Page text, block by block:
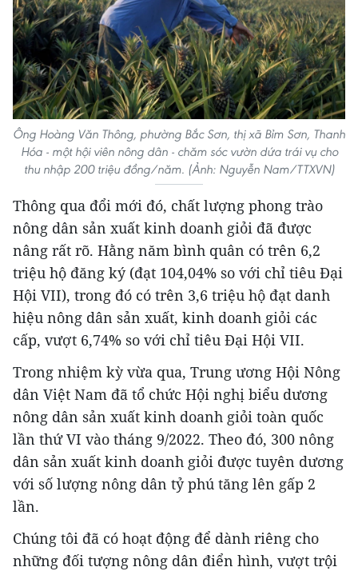
Ông Hoàng Văn Thông, phường Bắc Sơn, thị xã Bỉm Sơn, Thanh
Hóa - một hội viên nông dân - chăm sóc vườn dứa trái vụ cho
thu nhập 200 triệu đồng/năm. (Ảnh: Nguyễn Nam/TTXVN)
Thông qua đổi mới đó, chất lượng phong trào
nông dân sản xuất kinh doanh giỏi đã được
nâng rất rõ. Hằng năm bình quân có trên 6,2
triệu hộ đăng ký (đạt 104,04% so với chỉ tiêu Đại
Hội VII), trong đó có trên 3,6 triệu hộ đạt danh
hiệu nông dân sản xuất, kinh doanh giỏi các
cấp, vượt 6,74% so với chỉ tiêu Đại Hội VII.
Trong nhiệm kỳ vừa qua, Trung ương Hội Nông
dân Việt Nam đã tổ chức Hội nghị biểu dương
nông dân sản xuất kinh doanh giỏi toàn quốc
lần thứ VI vào tháng 9/2022. Theo đó, 300 nông
dân sản xuất kinh doanh giỏi được tuyên dương
với số lượng nông dân tỷ phú tăng lên gấp 2
lần.
Chúng tôi đã có hoạt động để dành riêng cho
những đối tượng nông dân điển hình, vượt trội